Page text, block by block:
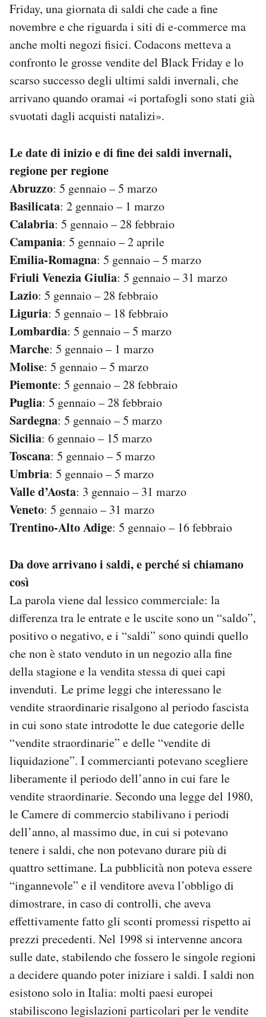
Friday, una giornata di saldi che cade a fine
novembre e che riguarda i siti di e-commerce ma
anche molti negozi fisici. Codacons metteva a
confronto le grosse vendite del Black Friday e lo
scarso successo degli ultimi saldi invernali, che
arrivano quando oramai «i portafogli sono stati già
svuotati dagli acquisti natalizi».
Le date di inizio e di fine dei saldi invernali,
regione per regione
Abruzzo: 5 gennaio – 5 marzo
Basilicata: 2 gennaio – 1 marzo
Calabria: 5 gennaio – 28 febbraio
Campania: 5 gennaio – 2 aprile
Emilia-Romagna: 5 gennaio – 5 marzo
Friuli Venezia Giulia: 5 gennaio – 31 marzo
Lazio: 5 gennaio – 28 febbraio
Liguria: 5 gennaio – 18 febbraio
Lombardia: 5 gennaio – 5 marzo
Marche: 5 gennaio – 1 marzo
Molise: 5 gennaio – 5 marzo
Piemonte: 5 gennaio – 28 febbraio
Puglia: 5 gennaio – 28 febbraio
Sardegna: 5 gennaio – 5 marzo
Sicilia: 6 gennaio – 15 marzo
Toscana: 5 gennaio – 5 marzo
Umbria: 5 gennaio – 5 marzo
Valle d’Aosta: 3 gennaio – 31 marzo
Veneto: 5 gennaio – 31 marzo
Trentino-Alto Adige: 5 gennaio – 16 febbraio
Da dove arrivano i saldi, e perché si chiamano
così
La parola viene dal lessico commerciale: la
differenza tra le entrate e le uscite sono un “saldo”,
positivo o negativo, e i “saldi” sono quindi quello
che non è stato venduto in un negozio alla fine
della stagione e la vendita stessa di quei capi
invenduti. Le prime leggi che interessano le
vendite straordinarie risalgono al periodo fascista
in cui sono state introdotte le due categorie delle
“vendite straordinarie” e delle “vendite di
liquidazione”. I commercianti potevano scegliere
liberamente il periodo dell’anno in cui fare le
vendite straordinarie. Secondo una legge del 1980,
le Camere di commercio stabilivano i periodi
dell’anno, al massimo due, in cui si potevano
tenere i saldi, che non potevano durare più di
quattro settimane. La pubblicità non poteva essere
“ingannevole” e il venditore aveva l’obbligo di
dimostrare, in caso di controlli, che aveva
effettivamente fatto gli sconti promessi rispetto ai
prezzi precedenti. Nel 1998 si intervenne ancora
sulle date, stabilendo che fossero le singole regioni
a decidere quando poter iniziare i saldi. I saldi non
esistono solo in Italia: molti paesi europei
stabiliscono legislazioni particolari per le vendite